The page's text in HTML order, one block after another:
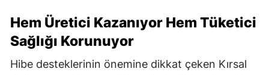
Hem Üretici Kazanıyor Hem Tüketici
Sağlığı Korunuyor
Hibe desteklerinin önemine dikkat çeken Kırsal